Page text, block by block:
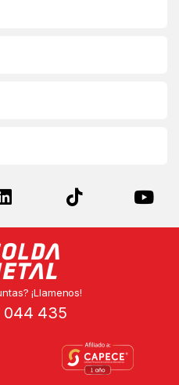
¡Llamenos!
044 435